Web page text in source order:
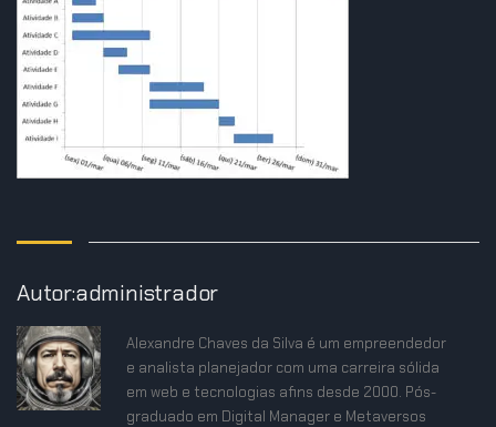
Autor:administrador
Alexandre Chaves da Silva é um empreendedor
e analista planejador com uma carreira sólida
em web e tecnologias afins desde 2000. Pós-
graduado em Digital Manager e Metaversos